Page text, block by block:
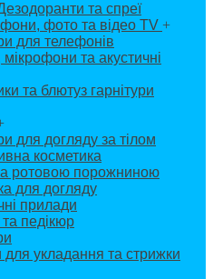
та спреї
фото та відео TV +
для телефонів
та акустичні
та блютуз гарнітури
для догляду за тілом
косметика
ротовою порожниною
для догляду
прилади
педікюр
укладання та стрижки